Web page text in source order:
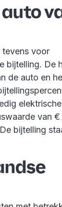
tevens voor
bijtelling. De
de auto en
van
bijtelling